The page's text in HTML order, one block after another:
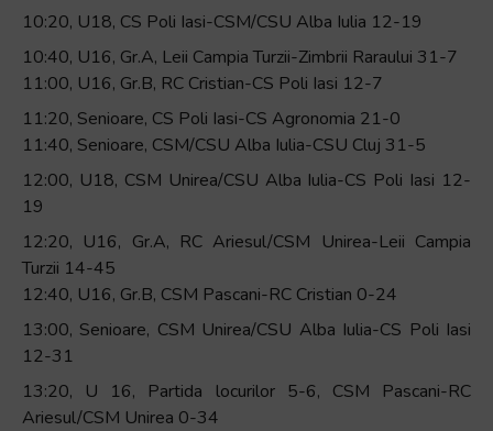
10:20, U18, CS Poli Iasi-CSM/CSU Alba Iulia 12-19
10:40, U16, Gr.A, Leii Campia Turzii-Zimbrii Raraului 31-7
11:00, U16, Gr.B, RC Cristian-CS Poli Iasi 12-7
11:20, Senioare, CS Poli Iasi-CS Agronomia 21-0
11:40, Senioare, CSM/CSU Alba Iulia-CSU Cluj 31-5
12:00, U18, CSM Unirea/CSU Alba Iulia-CS Poli Iasi 12-
19
12:20, U16, Gr.A, RC Ariesul/CSM Unirea-Leii Campia
Turzii 14-45
12:40, U16, Gr.B, CSM Pascani-RC Cristian 0-24
13:00, Senioare, CSM Unirea/CSU Alba Iulia-CS Poli Iasi
12-31
13:20, U 16, Partida locurilor 5-6, CSM Pascani-RC
Ariesul/CSM Unirea 0-34